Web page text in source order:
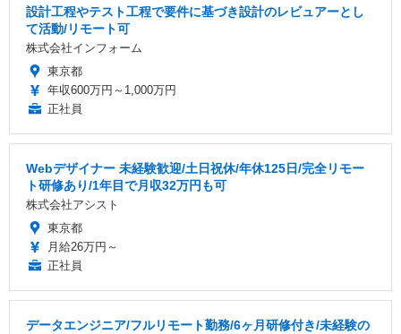
設計工程やテスト工程で要件に基づき設計のレビュアーとし
て活動/リモート可
株式会社インフォーム
東京都
年収600万円～1,000万円
正社員
Webデザイナー 未経験歓迎/土日祝休/年休125日/完全リモー
ト研修あり/1年目で月収32万円も可
株式会社アシスト
東京都
月給26万円～
正社員
データエンジニア/フルリモート勤務/6ヶ月研修付き/未経験の